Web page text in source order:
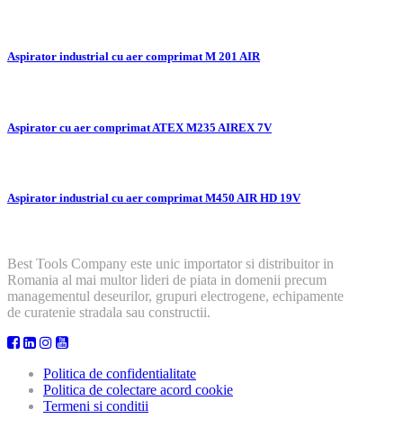
Aspirator industrial cu aer comprimat M 201 AIR
Aspirator cu aer comprimat ATEX M235 AIREX 7V
Aspirator industrial cu aer comprimat M450 AIR HD 19V
Best Tools Company este unic importator si distribuitor in
Romania al mai multor lideri de piata in domenii precum
managementul deseurilor, grupuri electrogene, echipamente
de curatenie stradala sau constructii.
Politica de confidentialitate
Politica de colectare acord cookie
Termeni si conditii